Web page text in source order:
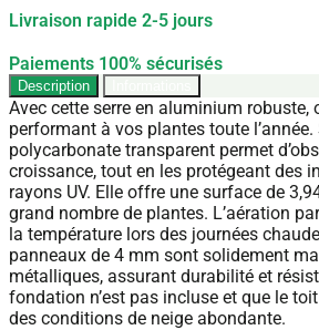
Livraison rapide 2-5 jours
Paiements 100% sécurisés
Description
Avec cette serre en aluminium robuste,
performant à vos plantes toute
polycarbonate transparent permet
croissance, tout en les protégeant des
rayons UV. Elle offre une surface de
grand nombre de plantes. L’aération
la température lors des journées
panneaux de 4 mm sont solidement
métalliques, assurant durabilité et
fondation n’est pas incluse et que le
des conditions de neige abondante.